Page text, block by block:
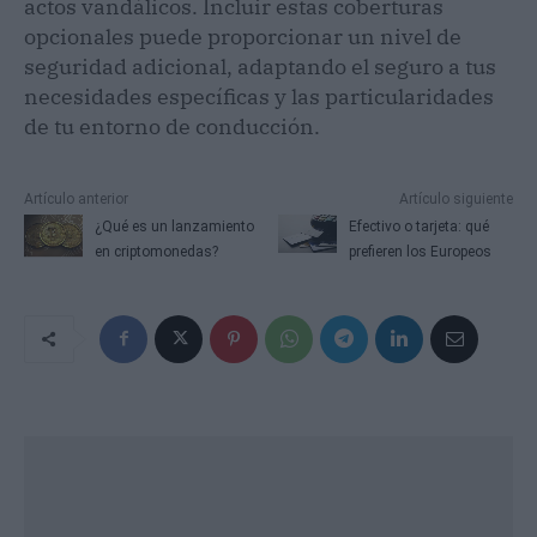
actos vandálicos. Incluir estas coberturas
opcionales puede proporcionar un nivel de
seguridad adicional, adaptando el seguro a tus
necesidades específicas y las particularidades
de tu entorno de conducción.
Artículo anterior
¿Qué es un lanzamiento
en criptomonedas?
Artículo siguiente
Efectivo o tarjeta: qué
prefieren los Europeos